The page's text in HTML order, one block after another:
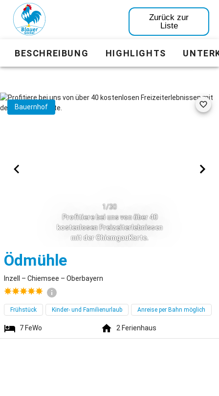
Zurück zur
Liste
BESCHREIBUNG HIGHLIGHTS
Bauernhof
1/30
Profitiere bei uns von über 40
kostenlosen Freizeiterlebnissen
mit der ChiemgauKarte.
ÖdmühleInzell
Inzell – Chiemsee – Oberbayern
Frühstück Kinder- und Familienurlaub Anreise per Bahn möglich
7 FeWo 2 Ferienhaus